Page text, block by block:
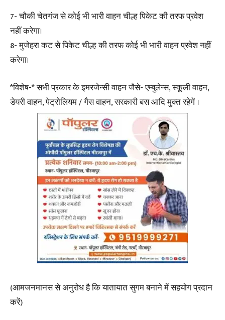
7- चौकी चेतगंज से कोई भी भारी वाहन चील्ह पिकेट की तरफ प्रवेश
नहीं करेगा।
8- मुजेहरा कट से पिकेट चील्ह की तरफ कोई भी भारी वाहन प्रवेश नहीं
करेगा।
*विशेष-* सभी प्रकार के इमरजेन्सी वाहन जैसे- एम्बुलेन्स, स्कूली वाहन,
डेयरी वाहन, पेट्रोलियम / गैस वाहन, सरकारी बस आदि मुक्त रहेगें ।
(आमजनमानस से अनुरोध है कि यातायात सुगम बनाने में सहयोग प्रदान
करें)